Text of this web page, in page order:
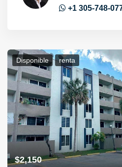
+1 305-748-
Disponible Renta
$2,150